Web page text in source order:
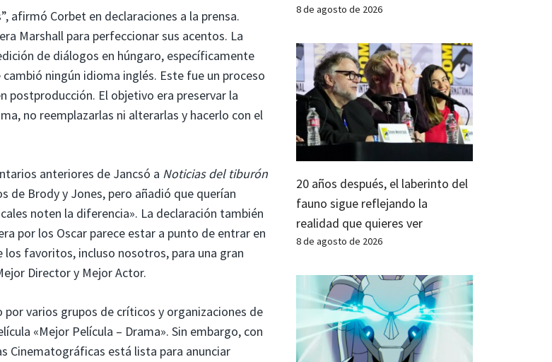
afirmó Corbet en declaraciones a la prensa.
Marshall para perfeccionar sus acentos. La
de diálogos en húngaro, específicamente
ningún idioma inglés. Este fue un proceso
postproducción. El objetivo era preservar la
no reemplazarlas ni alterarlas y hacerlo con el
anteriores de Jancsó a Noticias del tiburón
de Brody y Jones, pero añadió que querían
noten la diferencia». La declaración también
por los Oscar parece estar a punto de entrar en
favoritos, incluso nosotros, para una gran
Director y Mejor Actor.
varios grupos de críticos y organizaciones de
«Mejor Película – Drama». Sin embargo, con
Cinematográficas está lista para anunciar
8 de agosto de 2026
20 años después, el laberinto del
fauno sigue reflejando la
realidad que quieres ver
8 de agosto de 2026